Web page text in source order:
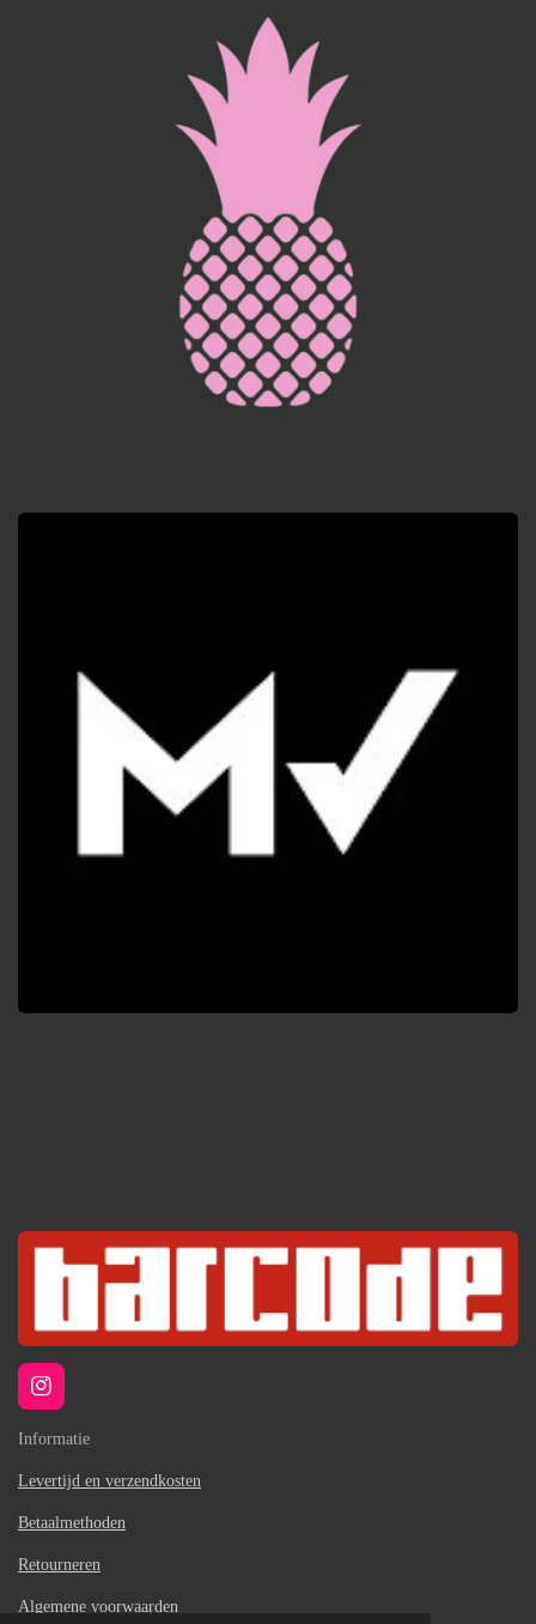
I
s
a
r
m
Informatie
Levertijd en verzendkosten
Betaalmethoden
Retourneren
Algemene voorwaarden